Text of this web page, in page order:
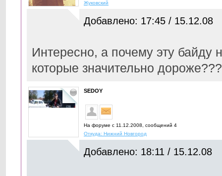
Жуковский
Добавлено: 17:45 / 15.12.08
Интересно, а почему эту байду
которые значительно
SEDOY
На форуме с 11.12.2008, cообщений 4
Откуда: Нижний Новгород
Добавлено: 18:11 / 15.12.08